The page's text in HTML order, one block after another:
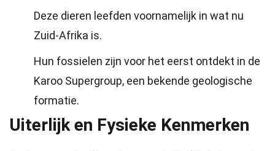
Deze dieren leefden voornamelijk in wat nu
Zuid-Afrika is.
Hun fossielen zijn voor het eerst ontdekt in de
Karoo Supergroup, een bekende geologische
formatie.
Uiterlijk en Fysieke Kenmerken